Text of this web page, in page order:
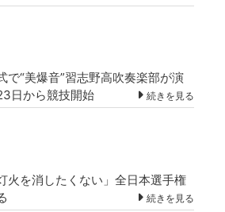
で“美爆音”習志野高吹奏楽部が演
日から競技開始
続きを見る
火を消したくない」全日本選手権
続きを見る